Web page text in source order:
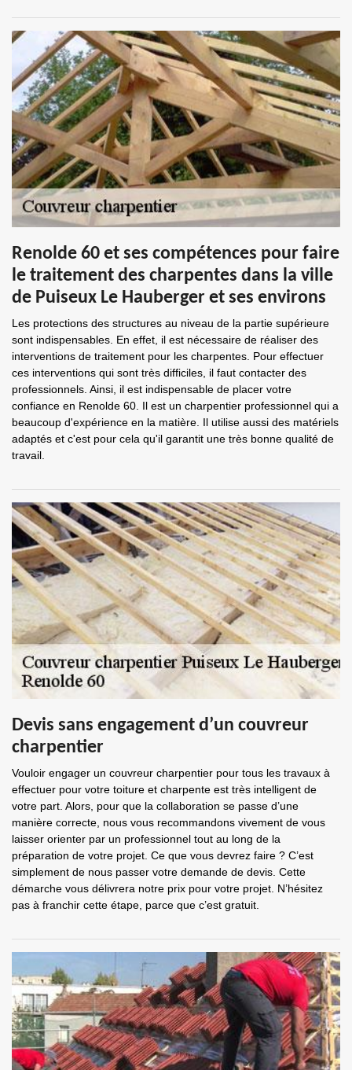
Renolde 60 et ses compétences pour faire
le traitement des charpentes dans la ville
de Puiseux Le Hauberger et ses environs
Les protections des structures au niveau de la partie supérieure
sont indispensables. En effet, il est nécessaire de réaliser des
interventions de traitement pour les charpentes. Pour effectuer
ces interventions qui sont très difficiles, il faut contacter des
professionnels. Ainsi, il est indispensable de placer votre
confiance en Renolde 60. Il est un charpentier professionnel qui a
beaucoup d'expérience en la matière. Il utilise aussi des matériels
adaptés et c'est pour cela qu'il garantit une très bonne qualité de
travail.
Devis sans engagement d’un couvreur
charpentier
Vouloir engager un couvreur charpentier pour tous les travaux à
effectuer pour votre toiture et charpente est très intelligent de
votre part. Alors, pour que la collaboration se passe d’une
manière correcte, nous vous recommandons vivement de vous
laisser orienter par un professionnel tout au long de la
préparation de votre projet. Ce que vous devrez faire ? C’est
simplement de nous passer votre demande de devis. Cette
démarche vous délivrera notre prix pour votre projet. N’hésitez
pas à franchir cette étape, parce que c’est gratuit.